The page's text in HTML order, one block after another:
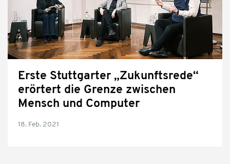
Erste Stuttgarter „Zukunftsrede“
erörtert die Grenze zwischen
Mensch und Computer
18. Feb. 2021